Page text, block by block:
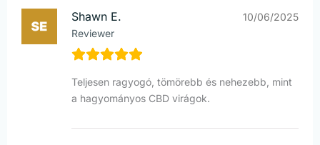
Shawn E.
Reviewer
10/06/2025
Teljesen ragyogó, tömörebb és nehezebb, mint
a hagyományos CBD virágok.